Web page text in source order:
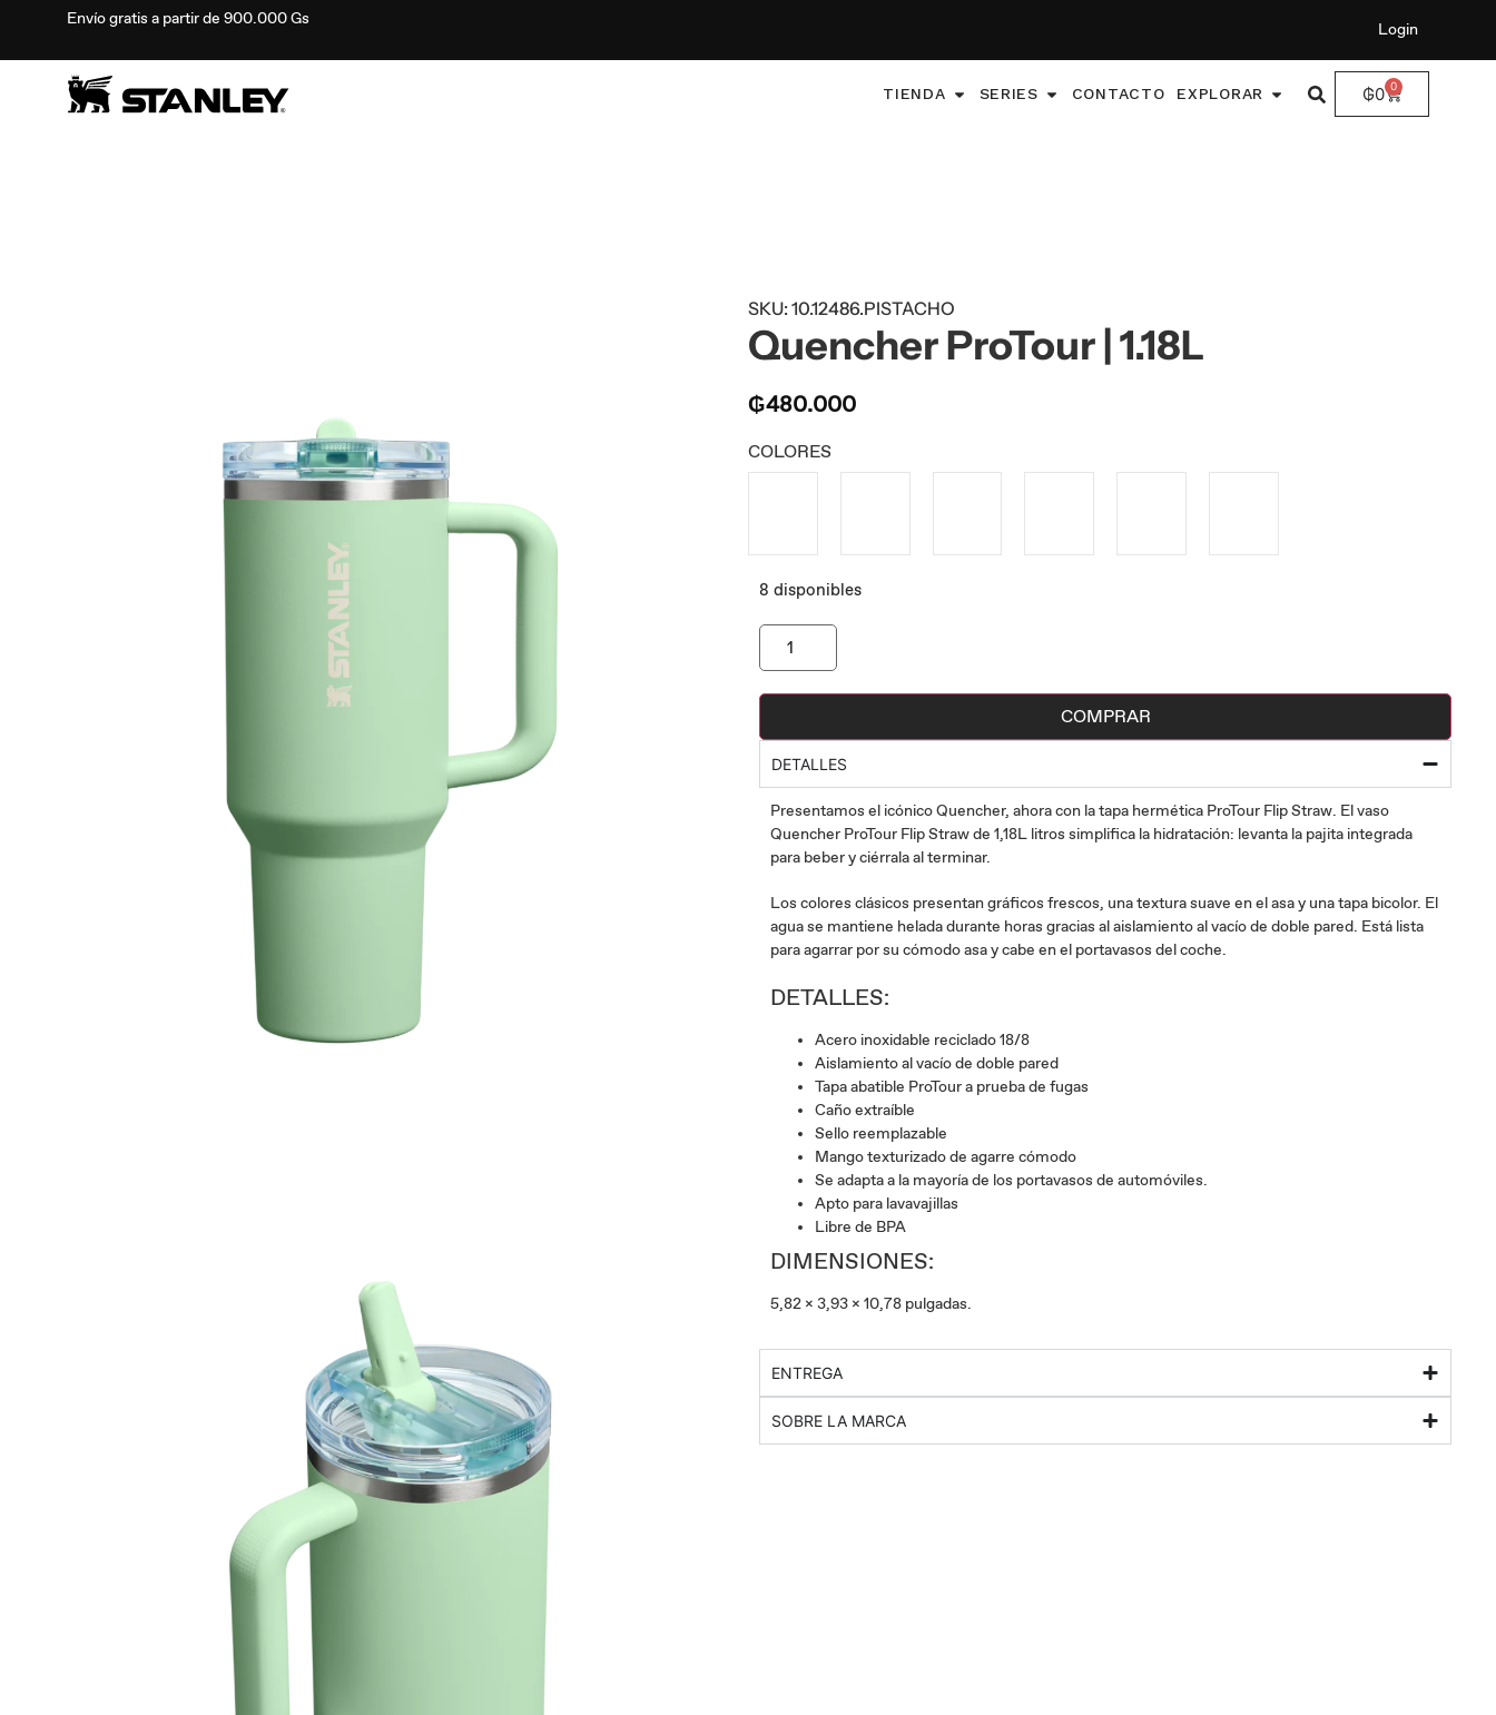
Envío gratis a partir de 900.000 Gs
Login
TIENDA SERIES CONTACTO EXPLORAR ₲0 0
SKU: 10.12486.PISTACHO
Quencher ProTour | 1.18L
₲480.000
COLORES
8 disponibles
COMPRAR
DETALLES
Presentamos el icónico Quencher, ahora con la tapa hermética ProTour Flip Straw. El vaso
Quencher ProTour Flip Straw de 1,18L litros simplifica la hidratación: levanta la pajita integrada
para beber y ciérrala al terminar.
Los colores clásicos presentan gráficos frescos, una textura suave en el asa y una tapa bicolor. El
agua se mantiene helada durante horas gracias al aislamiento al vacío de doble pared. Está lista
para agarrar por su cómodo asa y cabe en el portavasos del coche.
DETALLES:
Acero inoxidable reciclado 18/8
Aislamiento al vacío de doble pared
Tapa abatible ProTour a prueba de fugas
Caño extraíble
Sello reemplazable
Mango texturizado de agarre cómodo
Se adapta a la mayoría de los portavasos de automóviles.
Apto para lavavajillas
Libre de BPA
DIMENSIONES:
5,82 x 3,93 x 10,78 pulgadas.
ENTREGA
SOBRE LA MARCA